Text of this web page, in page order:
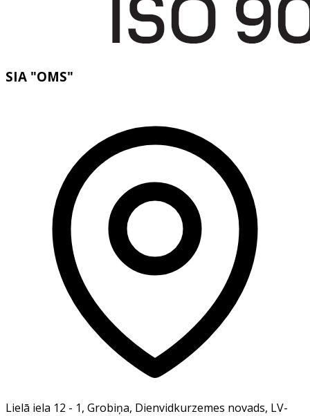
SIA "OMS"
Lielā iela 12 - 1, Grobiņa, Dienvidkurzemes novads, LV-